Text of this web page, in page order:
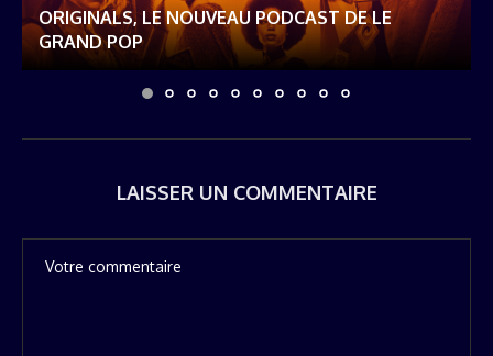
ORIGINALS, LE NOUVEAU PODCAST DE LE
GRAND POP
LAISSER UN COMMENTAIRE